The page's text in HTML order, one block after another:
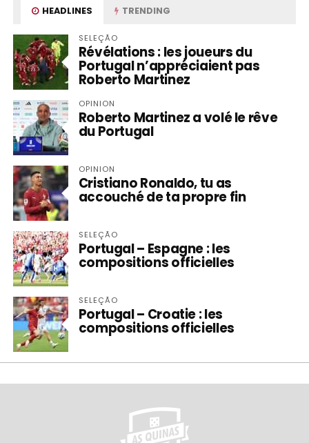
HEADLINES TRENDING
SELEÇÃO
Révélations : les joueurs du
Portugal n’appréciaient pas
Roberto Martinez
OPINION
Roberto Martinez a volé le rêve
du Portugal
OPINION
Cristiano Ronaldo, tu as
accouché de ta propre fin
SELEÇÃO
Portugal – Espagne : les
compositions officielles
SELEÇÃO
Portugal – Croatie : les
compositions officielles